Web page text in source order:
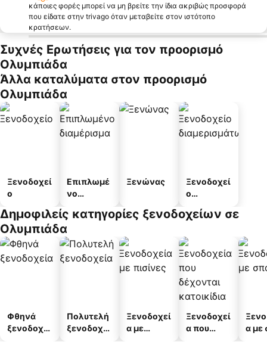
κάποιες φορές μπορεί να μη βρείτε την ίδια ακριβώς προσφορά
που είδατε στην trivago όταν μεταβείτε στον ιστότοπο
κρατήσεων.
Συχνές Ερωτήσεις για τον προορισμό
Ολυμπιάδα
Άλλα καταλύματα στον προορισμό
Ολυμπιάδα
Ξενοδοχεί
ο
Επιπλωμέ
νο
α
Ξενώνας
Ξενοδοχεί
ο
άτων
Δημοφιλείς κατηγορίες ξενοδοχείων σε
Ολυμπιάδα
Φθηνά
ξενοδοχεί
Πολυτελή
ξενοδοχεί
Ξενοδοχεί
α με
Ξενοδοχεί
α που
α με